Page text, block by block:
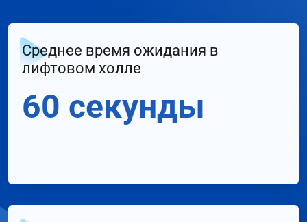
Среднее время ожидания в
лифтовом холле
60 секунды